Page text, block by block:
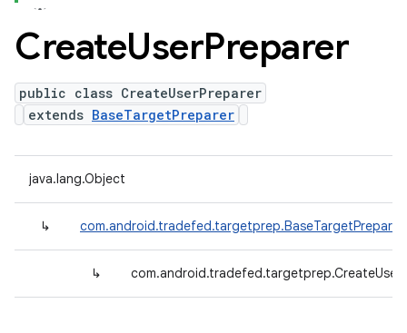
CreateUserPreparer
public class CreateUserPreparer
extends BaseTargetPreparer
java.lang.Object
↳ com.android.tradefed.targetprep.BaseTargetPreparer
↳